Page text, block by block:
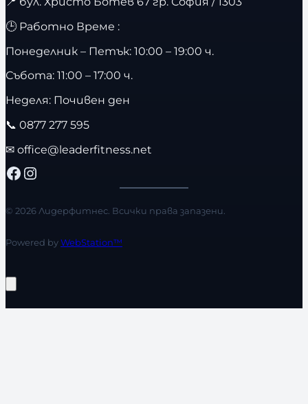
🕒 Работно Време :
Понеделник – Петък: 10:00 – 19:00 ч.
Събота: 11:00 – 17:00 ч.
Неделя: Почивен ден
📞 0877 277 595
✉ office@leaderfitness.net
Facebook Instagram
© 2026 Лидерфитнес. Всички права запазени.
Powered byWebStation™